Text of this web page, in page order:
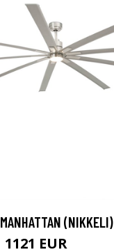
MANHATTAN (NIKKELI)
1121 EUR